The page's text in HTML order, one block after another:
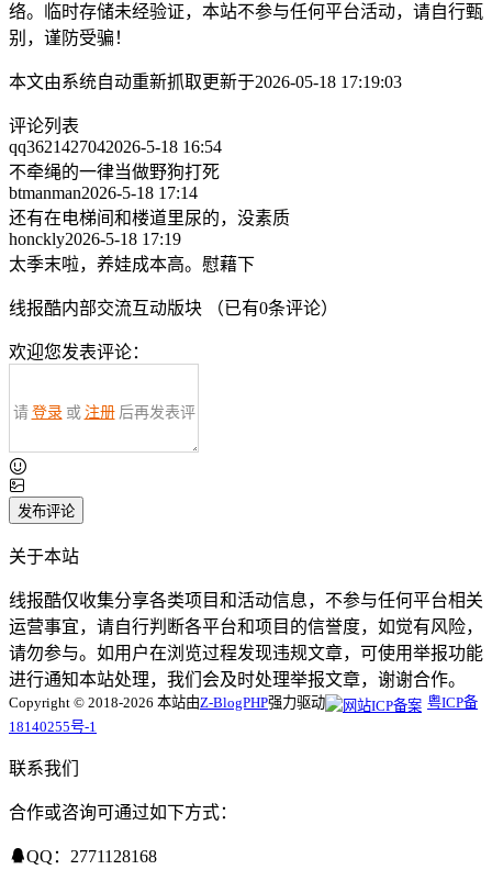
络。临时存储未经验证，本站不参与任何平台活动，请自行甄
别，谨防受骗！
本文由系统自动重新抓取更新于2026-05-18 17:19:03
评论列表
qq3621427042026-5-18 16:54
不牵绳的一律当做野狗打死
btmanman2026-5-18 17:14
还有在电梯间和楼道里尿的，没素质
honckly2026-5-18 17:19
太季末啦，养娃成本高。慰藉下
线报酷内部交流互动版块 （已有0条评论）
欢迎您发表评论：
请 登录 或 注册 后再发表评
发布评论
关于本站
线报酷仅收集分享各类项目和活动信息，不参与任何平台相关
运营事宜，请自行判断各平台和项目的信誉度，如觉有风险，
请勿参与。如用户在浏览过程发现违规文章，可使用举报功能
进行通知本站处理，我们会及时处理举报文章，谢谢合作。
Copyright © 2018-2026 本站由Z-BlogPHP强力驱动
粤ICP备
18140255号-1
联系我们
合作或咨询可通过如下方式：
QQ：2771128168